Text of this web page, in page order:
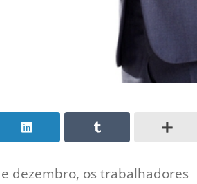
dezembro, os trabalhadores